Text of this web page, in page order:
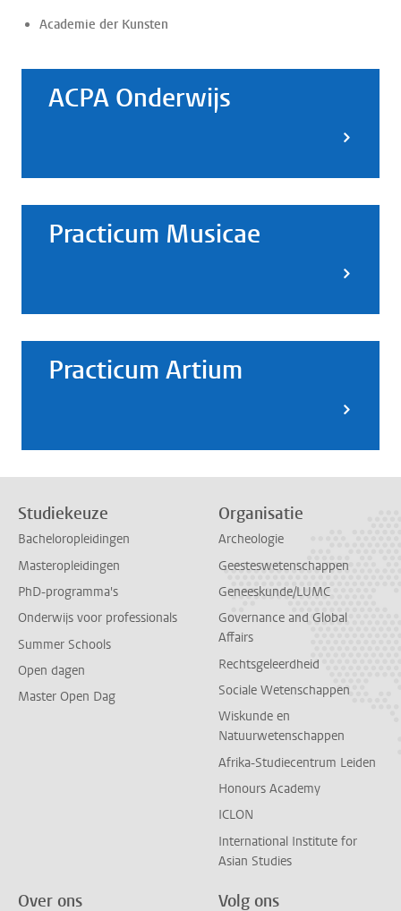
Academie der Kunsten
ACPA Onderwijs
Practicum Musicae
Practicum Artium
Studiekeuze
Bacheloropleidingen
Masteropleidingen
PhD-programma's
Onderwijs voor professionals
Summer Schools
Open dagen
Master Open Dag
Organisatie
Archeologie
Geesteswetenschappen
Geneeskunde/LUMC
Governance and Global
Affairs
Rechtsgeleerdheid
Sociale Wetenschappen
Wiskunde en
Natuurwetenschappen
Afrika-Studiecentrum Leiden
Honours Academy
ICLON
International Institute for
Asian Studies
Over ons Volg ons